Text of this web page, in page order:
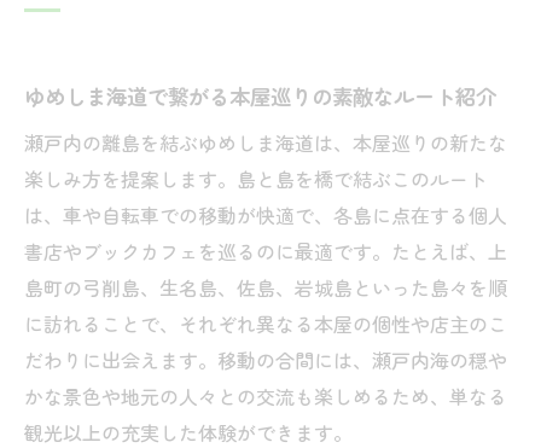
ゆめしま海道で繋がる本屋巡りの素敵なルート紹介
瀬戸内の離島を結ぶゆめしま海道は、本屋巡りの新たな
楽しみ方を提案します。島と島を橋で結ぶこのルート
は、車や自転車での移動が快適で、各島に点在する個人
書店やブックカフェを巡るのに最適です。たとえば、上
島町の弓削島、生名島、佐島、岩城島といった島々を順
に訪れることで、それぞれ異なる本屋の個性や店主のこ
だわりに出会えます。移動の合間には、瀬戸内海の穏や
かな景色や地元の人々との交流も楽しめるため、単なる
観光以上の充実した体験ができます。